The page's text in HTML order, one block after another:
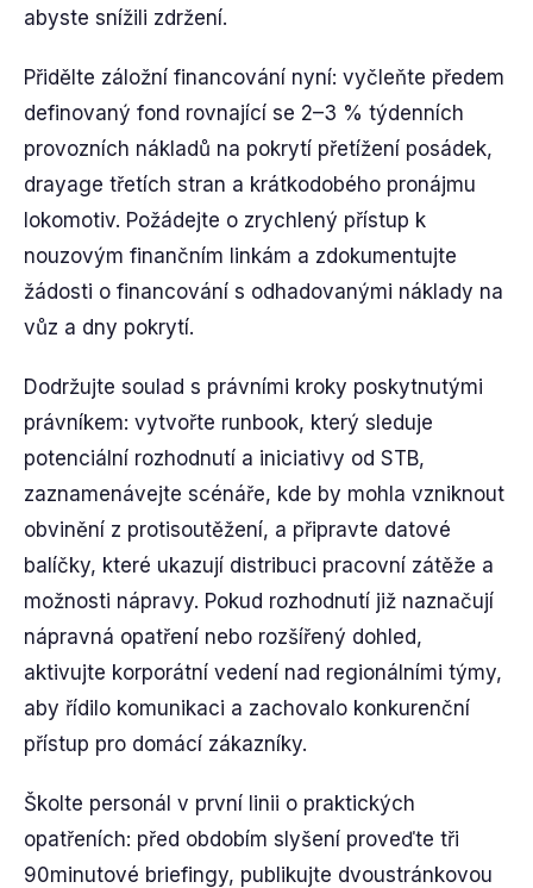
abyste snížili zdržení.
Přidělte záložní financování nyní: vyčleňte předem
definovaný fond rovnající se 2–3 % týdenních
provozních nákladů na pokrytí přetížení posádek,
drayage třetích stran a krátkodobého pronájmu
lokomotiv. Požádejte o zrychlený přístup k
nouzovým finančním linkám a zdokumentujte
žádosti o financování s odhadovanými náklady na
vůz a dny pokrytí.
Dodržujte soulad s právními kroky poskytnutými
právníkem: vytvořte runbook, který sleduje
potenciální rozhodnutí a iniciativy od STB,
zaznamenávejte scénáře, kde by mohla vzniknout
obvinění z protisoutěžení, a připravte datové
balíčky, které ukazují distribuci pracovní zátěže a
možnosti nápravy. Pokud rozhodnutí již naznačují
nápravná opatření nebo rozšířený dohled,
aktivujte korporátní vedení nad regionálními týmy,
aby řídilo komunikaci a zachovalo konkurenční
přístup pro domácí zákazníky.
Školte personál v první linii o praktických
opatřeních: před obdobím slyšení proveďte tři
90minutové briefingy, publikujte dvoustránkovou